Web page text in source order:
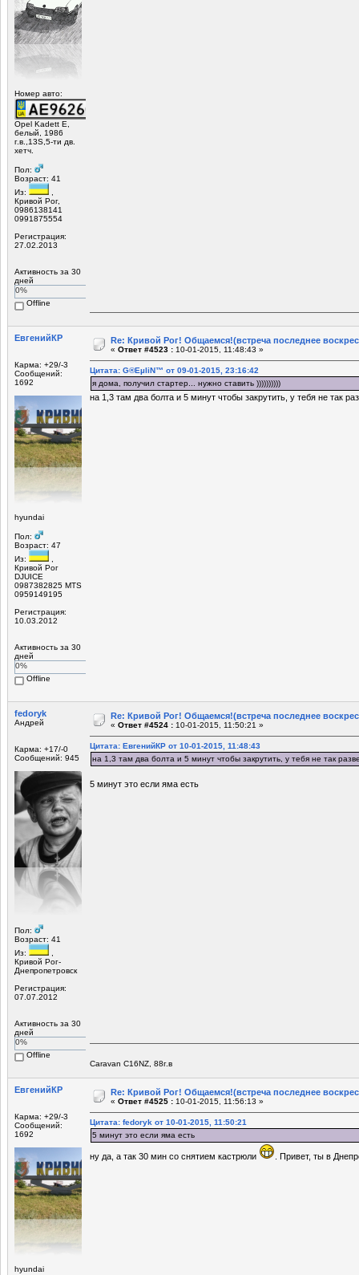
Номер авто:
Opel Kadett E,
белый, 1986
г.в.,13S,5-ти дв.
хетч.
Пол:
Возраст: 41
Из:
,
Кривой Рог,
0986138141
0991875554
Регистрация:
27.02.2013
Активность за 30
дней
0%
Offline
ЕвгенийКР
Карма: +29/-3
Сообщений:
1692
hyundai
Пол:
Возраст: 47
Из:
Кривой Рог
DJUICE
0987382825 MTS
0959149195
Регистрация:
10.03.2012
Активность за 30
дней
0%
Offline
Re: Кривой Рог! Общаемся!(встреча последнее
« Ответ #4523 : 10-01-2015, 11:48:43 »
Цитата: G®EµliN™ от 09-01-2015, 23:16:42
я дома, получил стартер... нужно ставить ))))))))))
на 1,3 там два болта и 5 минут чтобы закрутить, у тебя не так
fedoryk
Андрей
Карма: +17/-0
Сообщений: 945
Пол:
Возраст: 41
Из:
Кривой Рог-
Днепропетровск
Регистрация:
07.07.2012
Активность за 30
дней
0%
Offline
Re: Кривой Рог! Общаемся!(встреча последнее
« Ответ #4524 : 10-01-2015, 11:50:21 »
Цитата: ЕвгенийКР от 10-01-2015, 11:48:43
на 1,3 там два болта и 5 минут чтобы закрутить, у тебя не так
5 минут это если яма есть
Caravan C16NZ, 88г.в
ЕвгенийКР
Карма: +29/-3
Сообщений:
1692
hyundai
Re: Кривой Рог! Общаемся!(встреча последнее
« Ответ #4525 : 10-01-2015, 11:56:13 »
Цитата: fedoryk от 10-01-2015, 11:50:21
5 минут это если яма есть
ну да, а так 30 мин со снятием кастрюли . Привет, ты в